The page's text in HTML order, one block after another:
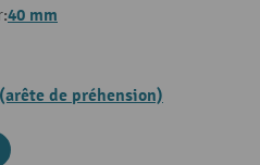
40 mm
de préhension)